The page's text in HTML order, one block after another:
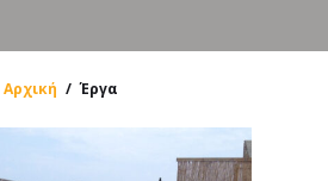
Αρχική / Έργα